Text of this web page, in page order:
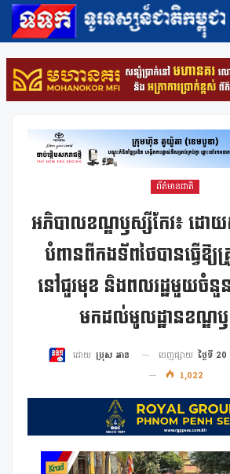
ព័ត៌មានជាតិ
អភិបាលខណ្ឌឫស្សីកែវ៖ ដោយ
បំពានពីកងទ័ពថៃបានធ្វើឱ្យ
នៅជួរមុខ និងពលរដ្ឋមួយចំ
មកដល់មូលដ្ឋានខណ្ឌឫ
ដោយ ប្រុស អាន ចេញផ្សាយ ថ្ងៃទី 20
1,022